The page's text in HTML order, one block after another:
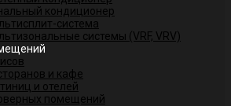
кондиционер
система
системы (VRF, VRV)
и кафе
и отелей
помещений